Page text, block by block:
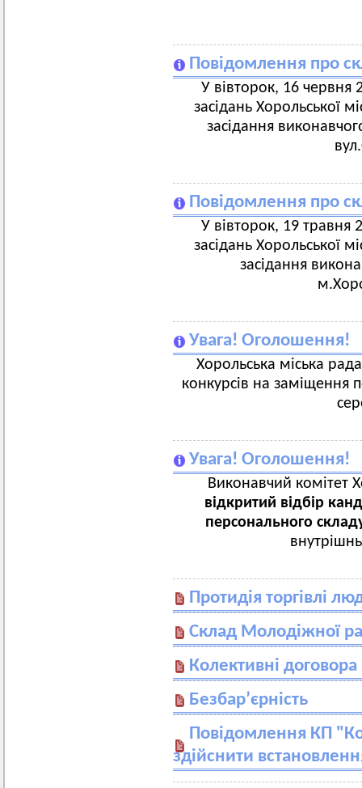
Повідомлення про
У вівторок, 16 червня
засідань Хорольської
засідання
Повідомлення про
У вівторок, 19 травня
засідань Хорольської
засідання
Увага! Оголошення!
Хорольська міська
конкурсів на заміщення
Увага! Оголошення!
Виконавчий комітет
відкритий відбір
персонального
Протидія торгівлі
Склад Молодіжної
Колективні договора
Безбар’єрність
Повідомлення КП
здійснити